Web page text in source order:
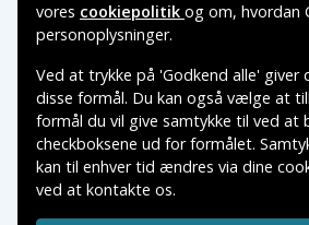
Betalingsmuligheder
Leveringsmuligheder
Copyright © 2026, Spares
VAREMÆRKER NÆVNT PÅ DETTE
vores cookiepolitik og om, hvordan
personoplysninger.
Ved at trykke på 'Godkend alle' giver
disse formål. Du kan også vælge at
formål du vil give samtykke til ved at
checkboksene ud for formålet.
kan til enhver tid ændres via dine
ved at kontakte os.